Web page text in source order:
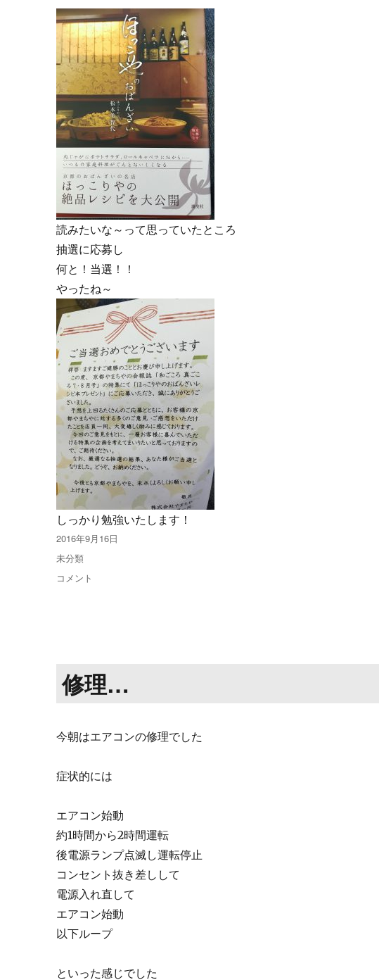
読みたいな～って思っていたところ
抽選に応募し
何と！当選！！
やったね～
しっかり勉強いたします！
投
稿
2016年9月16日
カ
テ
未分類
今
ょ…
に
コメント
修理…
今朝はエアコンの修理でした
症状的には
エアコン始動
約1時間から2時間運転
後電源ランプ点滅し運転停止
コンセント抜き差しして
電源入れ直して
エアコン始動
以下ループ
といった感じでした